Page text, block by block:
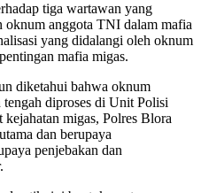
tiga wartawan yang
oknum anggota TNI dalam mafia
yang didalangi oleh oknum
mafia migas.
diketahui bahwa oknum
diproses di Unit Polisi
migas, Polres Blora
dan berupaya
penjebakan dan